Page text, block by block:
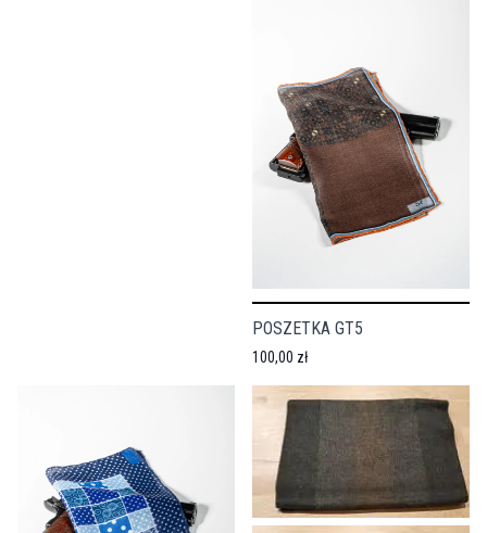
POSZETKA GT5
100,00 zł